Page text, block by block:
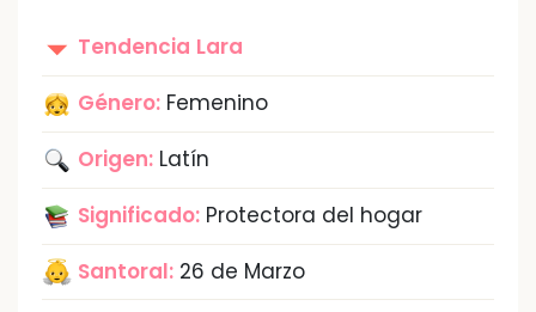
Tendencia Lara
Género: Femenino
Origen: Latín
Significado: Protectora del hogar
Santoral: 26 de Marzo